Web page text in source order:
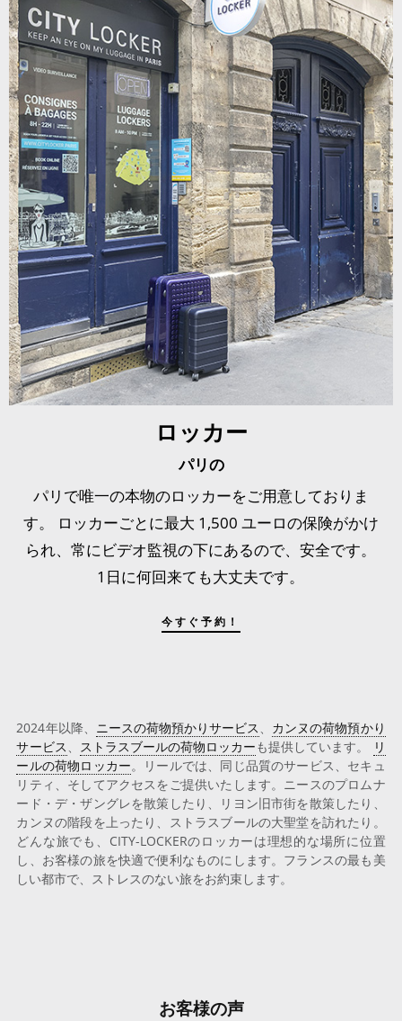
ロッカー
パリの
パリで唯一の本物のロッカーをご用意しておりま
す。 ロッカーごとに最大 1,500 ユーロの保険がかけ
られ、常にビデオ監視の下にあるので、安全です。
1日に何回来ても大丈夫です。
今すぐ予約！
2024年以降、 ニースの荷物預かりサービス、 カンヌの荷物預かり
サービス、 ストラスブールの荷物ロッカーも提供しています。
リ
ールの荷物ロッカー。リールでは、同じ品質のサービス、セキュ
リティ、そしてアクセスをご提供いたします。ニースのプロムナ
ード・デ・ザングレを散策したり、リヨン旧市街を散策したり、
カンヌの階段を上ったり、ストラスブールの大聖堂を訪れたり。
どんな旅でも、CITY-LOCKERのロッカーは理想的な場所に位置
し、お客様の旅を快適で便利なものにします。フランスの最も美
しい都市で、ストレスのない旅をお約束します。
お客様の声